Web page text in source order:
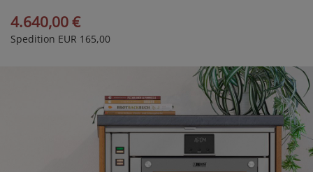
4.640,00 €
Spedition EUR 165,00